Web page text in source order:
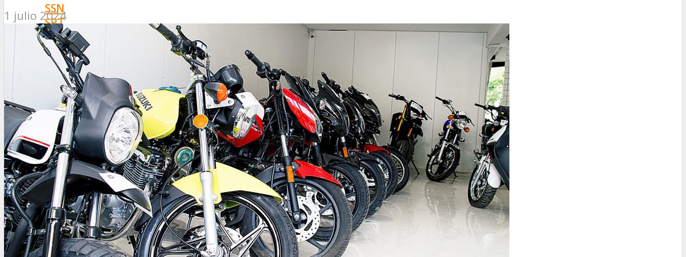
SSN
SRT
BOLETÍN OFICIAL
PROYECTOS DE LEY
SOCIEDADES
OTRAS NORMAS
INNOVACIÓN
NOTICIAS
LA CONFE
ITC
INESE – FÜTURE LATAM
INTERNACIONALES
AMÉRICA LATINA
ESTADOS UNIDOS
EUROPA
RESTO DEL MUNDO
PREVENCIÓN
MEDIOAMBIENTE
1 julio 2024